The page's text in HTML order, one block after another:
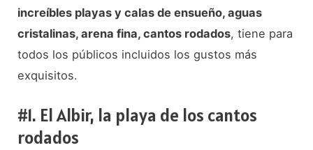
increíbles playas y calas de ensueño, aguas
cristalinas, arena fina, cantos rodados, tiene para
todos los públicos incluidos los gustos más
exquisitos.
#1. El Albir, la playa de los cantos
rodados